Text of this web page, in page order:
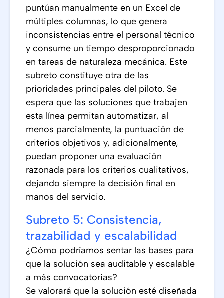
puntúan manualmente en un Excel de
múltiples columnas, lo que genera
inconsistencias entre el personal técnico
y consume un tiempo desproporcionado
en tareas de naturaleza mecánica. Este
subreto constituye otra de las
prioridades principales del piloto. Se
espera que las soluciones que trabajen
esta línea permitan automatizar, al
menos parcialmente, la puntuación de
criterios objetivos y, adicionalmente,
puedan proponer una evaluación
razonada para los criterios cualitativos,
dejando siempre la decisión final en
manos del servicio.
Subreto 5: Consistencia,
trazabilidad y escalabilidad
¿Cómo podríamos sentar las bases para
que la solución sea auditable y escalable
a más convocatorias?
Se valorará que la solución esté diseñada